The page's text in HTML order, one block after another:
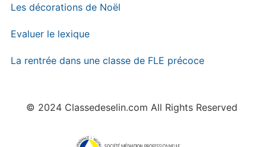
Les décorations de Noël
Evaluer le lexique
La rentrée dans une classe de FLE précoce
© 2024 Classedeselin.com All Rights Reserved